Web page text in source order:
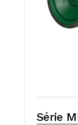
Série